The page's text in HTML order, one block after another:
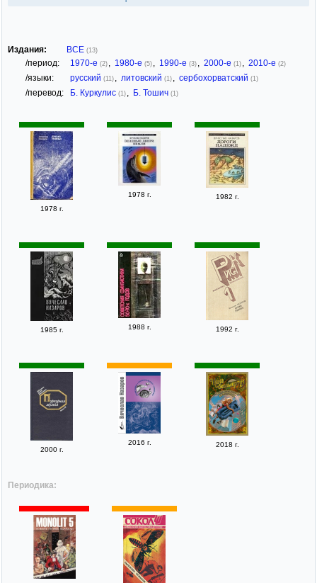
Издания: ВСЕ (13)
/период: 1970-е (2) , 1980-е (5) , 1990-е (3) , 2000-е (1) , 2010-е (2)
/языки: русский (11) , литовский (1) , сербохорватский (1)
/перевод: Б. Куркулис (1) , Б. Тошич (1)
1978 г.
1978 г. 1982 г.
1985 г. 1988 г. 1992 г.
2000 г.
2016 г. 2018 г.
Периодика: